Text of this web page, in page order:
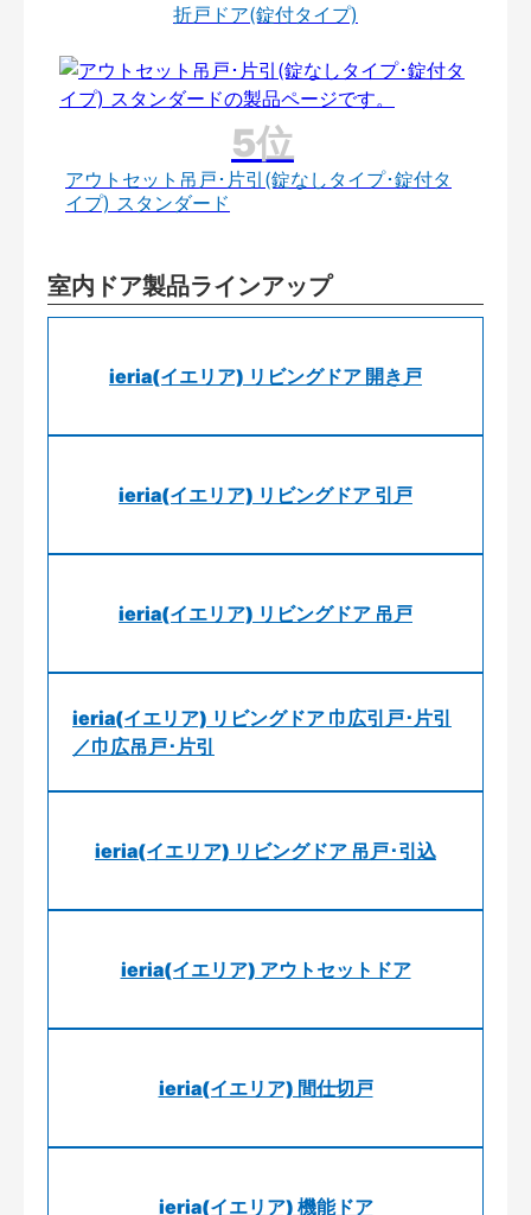
折戸ドア(錠付タイプ)
アウトセット吊戸･片引(錠なしタイプ･錠付タ
イプ) スタンダード
室内ドア製品ラインアップ
ieria(イエリア) リビングドア 開き戸
ieria(イエリア) リビングドア 引戸
ieria(イエリア) リビングドア 吊戸
ieria(イエリア) リビングドア 巾広引戸･片引
／巾広吊戸･片引
ieria(イエリア) リビングドア 吊戸･引込
ieria(イエリア) アウトセットドア
ieria(イエリア) 間仕切戸
ieria(イエリア) 機能ドア